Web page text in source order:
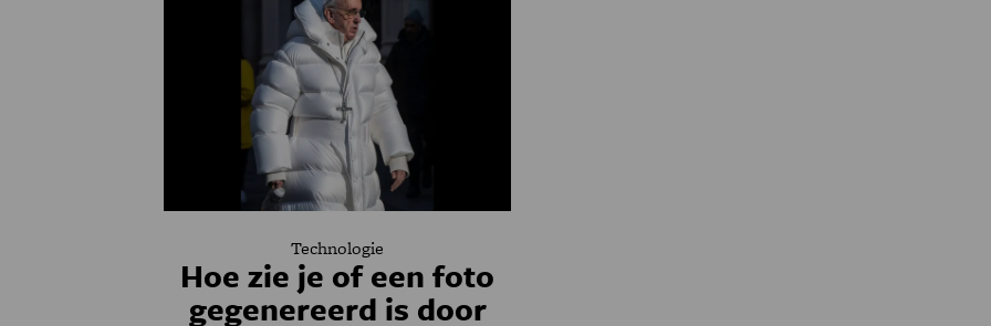
Technologie
Hoe zie je of een foto
gegenereerd is door